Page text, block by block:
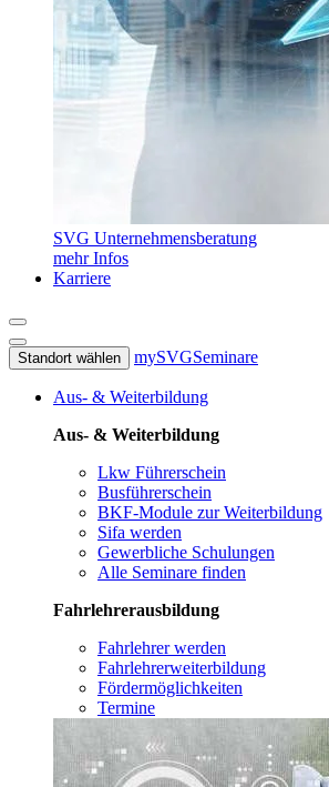
SVG Unternehmensberatung
mehr Infos
Karriere
Standort wählen mySVGSeminare
Aus- & Weiterbildung
Aus- & Weiterbildung
Lkw Führerschein
Busführerschein
BKF-Module zur Weiterbildung
Sifa werden
Gewerbliche Schulungen
Alle Seminare finden
Fahrlehrerausbildung
Fahrlehrer werden
Fahrlehrerweiterbildung
Fördermöglichkeiten
Termine